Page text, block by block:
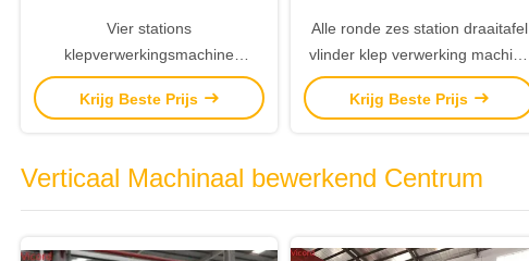
Vier stations
klepverwerkingsmachine
draaitafel speciale machine PLC-
besturing
Krijg Beste Prijs
Alle ronde zes station draaitafel
vlinder klep verwerking machine
draaiende boren en tappen
machine
Krijg Beste Prijs
Verticaal Machinaal bewerkend Centrum